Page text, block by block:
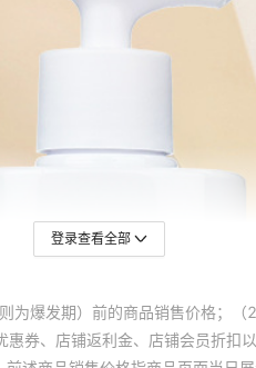
登录查看全部
为爆发期）前的商品销售价格；
券、店铺返利金、店铺会员折